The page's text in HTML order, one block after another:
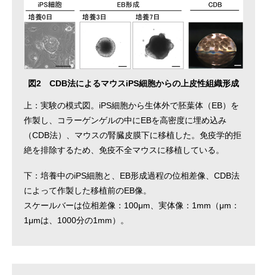
図2 CDB法によるマウスiPS細胞からの上皮性組織形成
上：実験の模式図。iPS細胞から生体外で胚葉体（EB）を
作製し、コラーゲンゲルの中にEBを高密度に埋め込み
（CDB法）、マウスの腎臓皮膜下に移植した。免疫学的拒
絶を排除するため、免疫不全マウスに移植している。
下：培養中のiPS細胞と、EB形成過程の位相差像、CDB法
によって作製した移植前のEB像。
スケールバーは位相差像：100μm、実体像：1mm（μm：
1μmは、1000分の1mm）。